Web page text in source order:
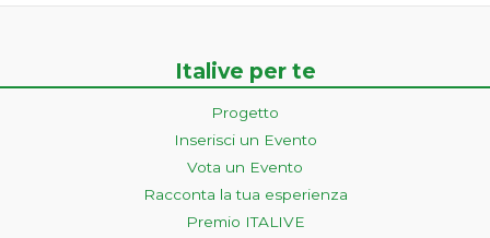
Italive per te
Progetto
Inserisci un Evento
Vota un Evento
Racconta la tua esperienza
Premio ITALIVE